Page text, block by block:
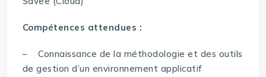
Compétences attendues :
– Connaissance de la méthodologie et des outils
de gestion d’un environnement applicatif